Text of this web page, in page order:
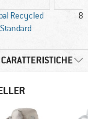
Recycled
Standard